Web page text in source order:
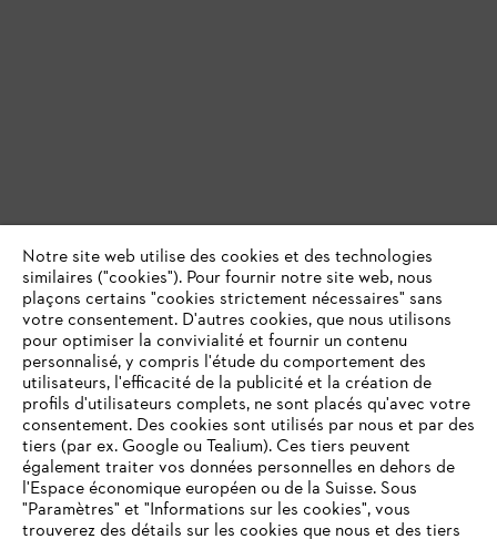
VOTRE NAVIGATEUR INTERNET
Notre site web utilise des cookies et des technologies
similaires ("cookies"). Pour fournir notre site web, nous
plaçons certains "cookies strictement nécessaires" sans
votre consentement. D'autres cookies, que nous utilisons
pour optimiser la convivialité et fournir un contenu
personnalisé, y compris l'étude du comportement des
utilisateurs, l'efficacité de la publicité et la création de
profils d'utilisateurs complets, ne sont placés qu'avec votre
consentement. Des cookies sont utilisés par nous et par des
tiers (par ex. Google ou Tealium). Ces tiers peuvent
également traiter vos données personnelles en dehors de
l'Espace économique européen ou de la Suisse. Sous
"Paramètres" et "Informations sur les cookies", vous
trouverez des détails sur les cookies que nous et des tiers